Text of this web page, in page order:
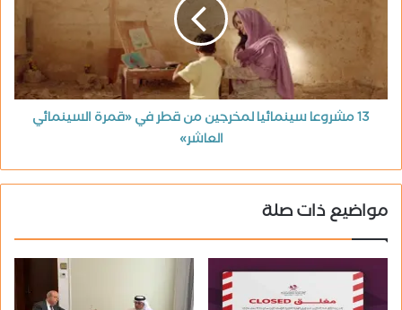
13 مشروعا سينمائيا لمخرجين من قطر في «قمرة السينمائي
العاشر»
مواضيع ذات صلة